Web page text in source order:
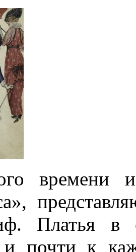
времени
Платья в
почти к